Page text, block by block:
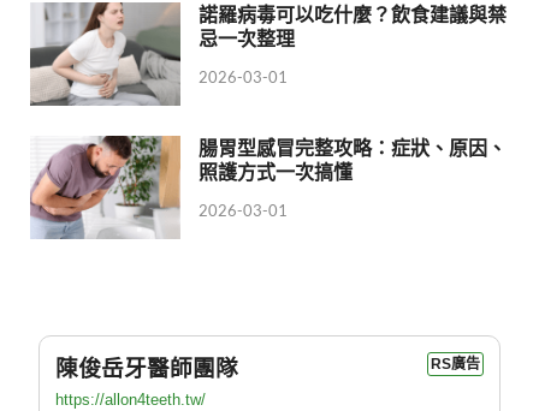
諾羅病毒可以吃什麼？飲食建議與禁
忌一次整理
2026-03-01
腸胃型感冒完整攻略：症狀、原因、
照護方式一次搞懂
2026-03-01
陳俊岳牙醫師團隊 RS廣告
https://allon4teeth.tw/